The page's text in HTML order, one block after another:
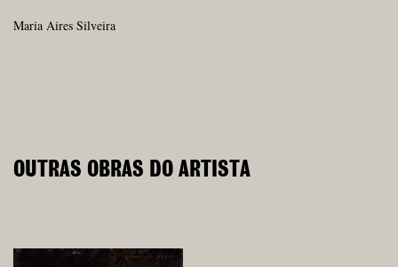
Maria Aires Silveira
OUTRAS OBRAS DO ARTISTA